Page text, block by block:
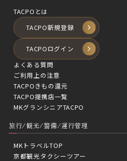
TACPOとは
TACPO新規登録
TACPOログイン
よくある質問
ご利用上の注意
TACPOきもの還元
TACPO提携店一覧
MKグランシニアTACPO
旅行/観光/警備/運行管理
MKトラベルTOP
京都観光タクシーツアー